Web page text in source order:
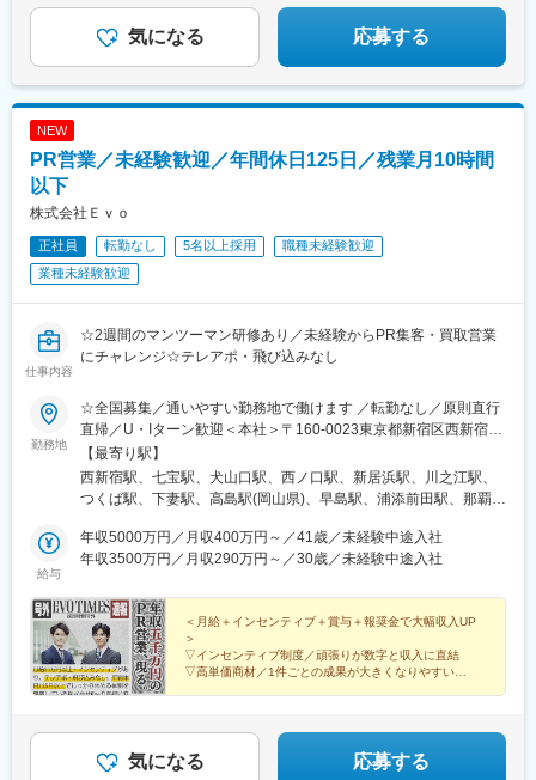
(ＩＲいしかわ鉄道線)、西加積駅、東野尻駅、三沢駅(青森県)、板
柳駅、脇ノ沢駅、石鳥谷駅、矢幅駅、扇田駅、十文字駅、原ノ町
駅、保原駅、会津若松駅、南鳥海駅、鶴岡駅、赤湯駅、卸町駅(宮
大阪空港駅(大阪モノレール)、富雄駅、芳賀台駅、安芸駅、土佐山
陽女学園前駅
人生を変えた、リアルな声を集めました。
▼続きは特集記事へ▼
気になる 応募する
NEW
PR営業／未経験歓迎／年間休日125日／残業月10時間
以下
株式会社Ｅｖｏ
正社員 転勤なし 5名以上採用
職種未経験歓迎
業種未経験歓迎
仕事内容
☆2週間のマンツーマン研修あり／未経験からPR集客・買取営業
にチャレンジ☆テレアポ・飛び込みなし
勤務地
☆全国募集／通いやすい勤務地で働けます ／転勤なし／原則直行
直帰／U・Iターン歓迎＜本社＞〒160-0023東京都新宿区西新宿五
丁目1番1号 住友不動産新宿ファーストタワー3階※転居を伴う転
勤はありません。■その他勤務地・都内23区、関東のプロジェク
ト先やご希望の全国
【最寄り駅】
西新宿駅、七宝駅、犬山口駅、西ノ口駅、新居浜駅、川之江駅、
つくば駅、下妻駅、高島駅(岡山県)、早島駅、浦添前田駅、那覇空
くりこま高原駅、長町一丁目駅、宇治駅(奈良線)、久津川駅、山城
青谷駅、天ケ瀬駅、有佐駅、吉井駅(群馬県)、前橋大島駅、広駅、
西町駅、具同駅、浜崎駅、朝霞台駅、東岩槻駅、大野原駅、亀山
駅(三重県)、三瀬谷駅、南鳥海駅、鶴岡駅、赤湯駅、奈古駅、日野
駅(滋賀県)、堅田駅、近江長岡駅、十文字駅、扇田駅、三ツ境駅、
鴨宮駅、三沢駅(青森県)、板柳駅、磐田駅、美川駅、野々市駅(Ｉ
Ｒいしかわ鉄道線)、九重駅、滑河駅、大網駅、北信太駅、寝屋川
作駅、和泉多摩川駅、井荻駅、阿波山川駅、石井駅(徳島県)、南小
松島駅、ゆいの杜東駅、高久駅、五位堂駅、富雄駅、西加積駅、
給与
年収5000万円／月収400万円～／41歳／未経験中途入社
年収3500万円／月収290万円～／30歳／未経験中途入社
＜月給＋インセンティブ＋賞与＋報奨金で大幅収入UP
＞
▽インセンティブ制度／頑張りが数字と収入に直結
▽高単価商材／1件ごとの成果が大きくなりやすい
気になる 応募する